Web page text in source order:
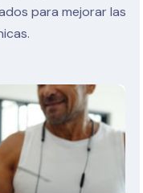
para mejorar las